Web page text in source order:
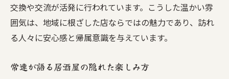
交換や交流が活発に行われています。こうした温かい雰
囲気は、地域に根ざした店ならではの魅力であり、訪れ
る人々に安心感と帰属意識を与えています。
常連が語る居酒屋の隠れた楽しみ方